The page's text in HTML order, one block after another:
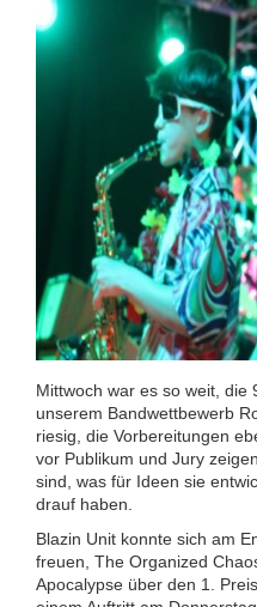
Mittwoch war es so weit, die
unserem Bandwettbewerb
riesig, die Vorbereitungen
vor Publikum und Jury
sind, was für Ideen sie
drauf haben.
Blazin Unit konnte sich am
freuen, The Organized
Apocalypse über den 1.